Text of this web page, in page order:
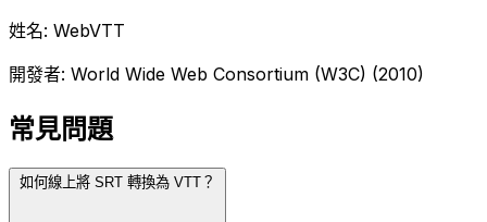
姓名: WebVTT
開發者: World Wide Web Consortium (W3C) (2010)
常見問題
如何線上將 SRT 轉換為 VTT？